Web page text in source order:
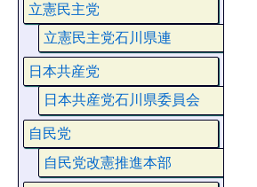
立憲民主党
立憲民主党石川県連
日本共産党
日本共産党石川県委員会
自民党
自民党改憲推進本部